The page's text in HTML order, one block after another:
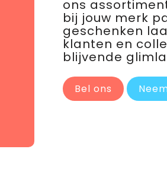
ons
bij jouw merk
geschenken
klanten en
blijvende
Bel ons